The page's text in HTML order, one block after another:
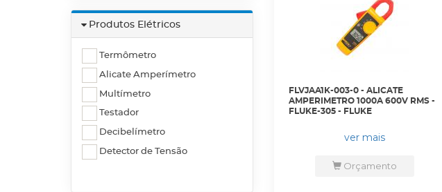
Produtos Elétricos
Termômetro
Alicate Amperímetro
Multímetro
Testador
Decibelímetro
Detector de Tensão
FLVJAA1K-003-0 - ALICATE
AMPERIMETRO 1000A 600V RMS -
FLUKE-305 - FLUKE
ver mais
Orçamento